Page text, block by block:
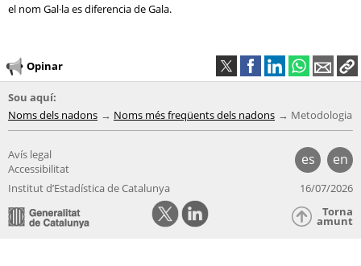
el nom Gal·la es diferencia de Gala.
Opinar
Sou aquí:
Noms dels nadons
Noms més freqüents dels nadons Metodologia
es en
Avís legal
Accessibilitat
Institut d’Estadística de Catalunya
16/07/2026
Torna
amunt